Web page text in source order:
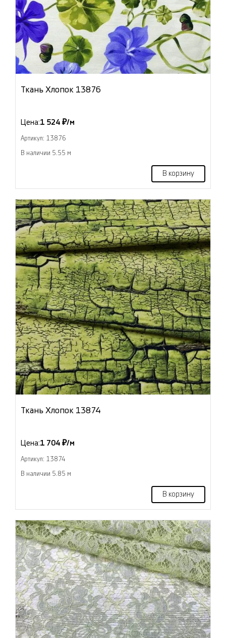
Ткань Хлопок 13876
Цена:1 524 ₽/м
Артикул: 13876
В наличии 5.55 м
В корзину
Ткань Хлопок 13874
Цена:1 704 ₽/м
Артикул: 13874
В наличии 5.85 м
В корзину